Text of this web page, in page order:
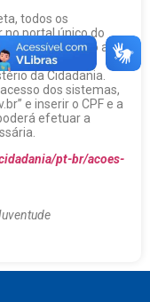
todos os
no portal único do
tem acesso ao
Inscrições da
da Cidadania.
dos sistemas,
e inserir o CPF e a
efetuar a
pt-br/acoes-